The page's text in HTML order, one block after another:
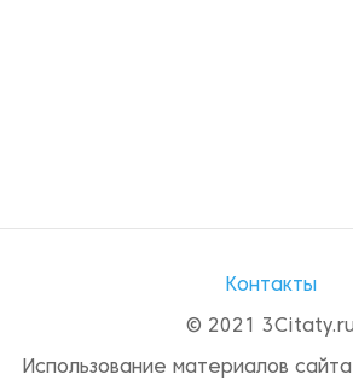
Контакты
© 2021 3Citaty.ru
Использование материалов